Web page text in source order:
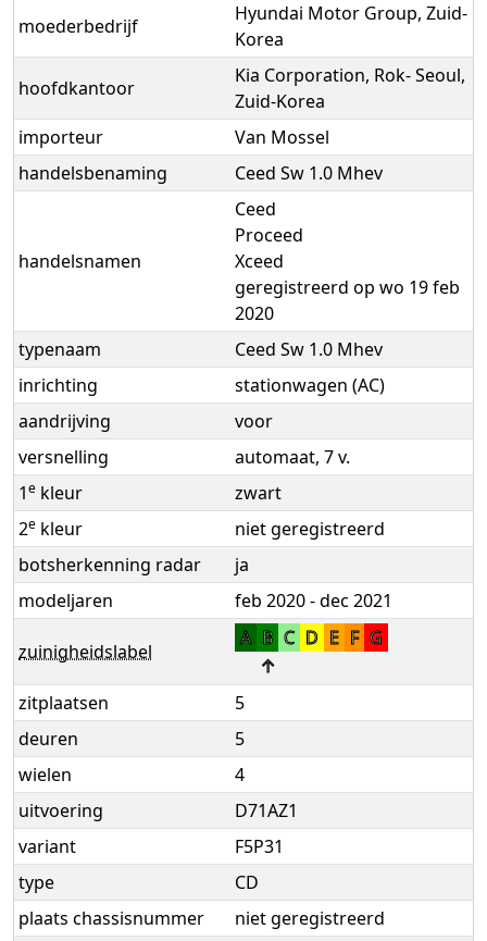
moederbedrijf
Hyundai Motor Group, Zuid-
Korea
hoofdkantoor
Kia Corporation, Rok- Seoul,
Zuid-Korea
importeur
Van Mossel
handelsbenaming
Ceed Sw 1.0 Mhev
handelsnamen
Ceed
Proceed
Xceed
geregistreerd op wo 19 feb
2020
typenaam
Ceed Sw 1.0 Mhev
inrichting
stationwagen (AC)
aandrijving
voor
versnelling
automaat, 7 v.
1e kleur
zwart
2e kleur
niet geregistreerd
botsherkenning radar
ja
modeljaren
feb 2020 - dec 2021
zuinigheidslabel
A B C D E F G
↑
zitplaatsen
5
deuren
5
wielen
4
uitvoering
D71AZ1
variant
F5P31
type
CD
plaats chassisnummer
niet geregistreerd